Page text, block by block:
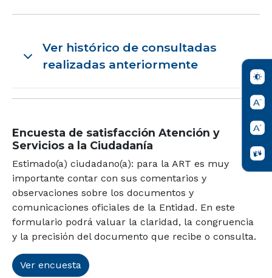
Ver histórico de consultadas
realizadas anteriormente
Encuesta de satisfacción Atención y
Servicios a la Ciudadanía
Estimado(a) ciudadano(a): para la ART es muy
importante contar con sus comentarios y
observaciones sobre los documentos y
comunicaciones oficiales de la Entidad. En este
formulario podrá valuar la claridad, la congruencia
y la precisión del documento que recibe o consulta.
Ver encuesta